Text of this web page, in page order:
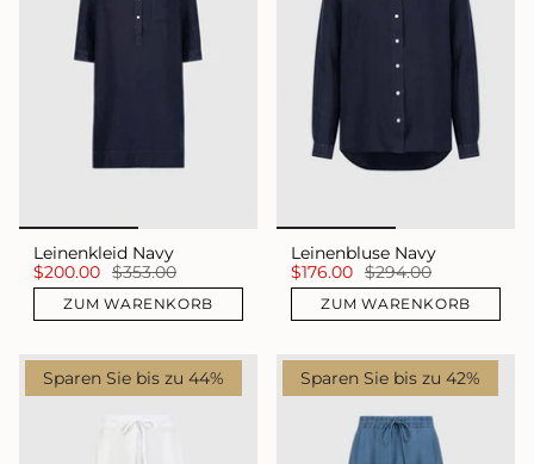
Leinenkleid Navy
$200.00 $353.00
ZUM WARENKORB
Leinenbluse Navy
$176.00 $294.00
ZUM WARENKORB
Sparen Sie bis zu 44% Sparen Sie bis zu 42%